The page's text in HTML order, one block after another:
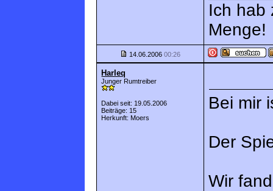
Ich hab
Menge!
14.06.200600:26
Harleq
Junger Rumtreiber
Dabei seit: 19.05.2006
Beiträge: 15
Herkunft: Moers
Bei mir
Der
Wir